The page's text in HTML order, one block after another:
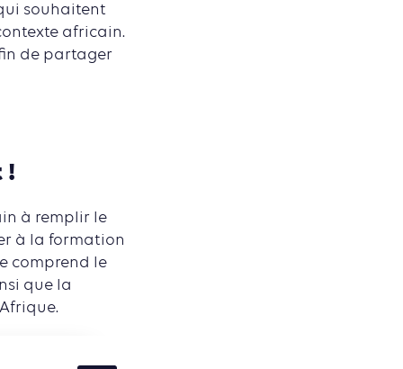
souhaitent
africain.
de partager
!
à remplir le
à la formation
comprend le
que la